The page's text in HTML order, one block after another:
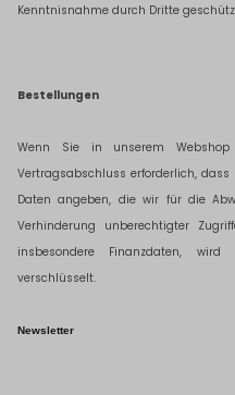
Kenntnisnahme durch Dritte
Bestellungen
Wenn Sie in unserem
Vertragsabschluss erforderlich,
Daten angeben, die wir für die
Verhinderung unberechtigter
insbesondere Finanzdaten,
verschlüsselt.
Newsletter